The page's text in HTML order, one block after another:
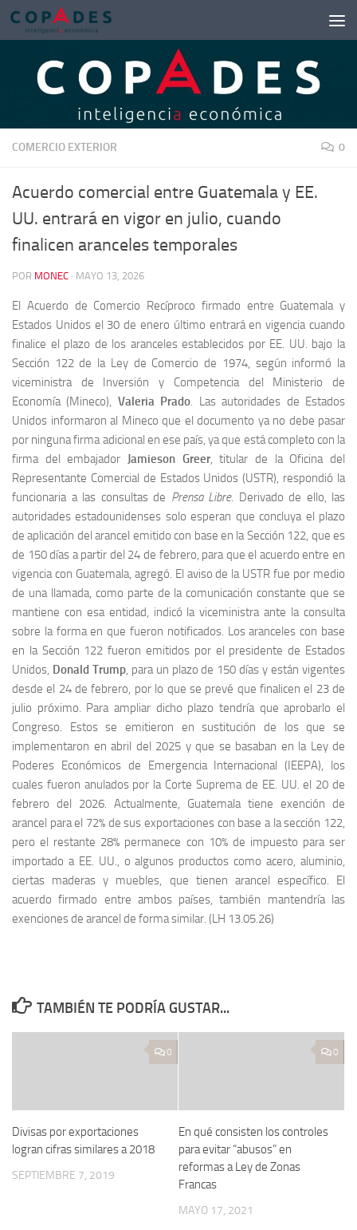
Saltar al contenido
COMERCIO EXTERIOR 0
Acuerdo comercial entre Guatemala y EE.
UU. entrará en vigor en julio, cuando
finalicen aranceles temporales
POR MONEC · MAYO 13, 2026
El Acuerdo de Comercio Recíproco firmado entre Guatemala y
Estados Unidos el 30 de enero último entrará en vigencia cuando
finalice el plazo de los aranceles establecidos por EE. UU. bajo la
Sección 122 de la Ley de Comercio de 1974, según informó la
viceministra de Inversión y Competencia del Ministerio de
Economía (Mineco), Valeria Prado. Las autoridades de Estados
Unidos informaron al Mineco que el documento ya no debe pasar
por ninguna firma adicional en ese país, ya que está completo con la
firma del embajador Jamieson Greer, titular de la Oficina del
Representante Comercial de Estados Unidos (USTR), respondió la
funcionaria a las consultas de Prensa Libre. Derivado de ello, las
autoridades estadounidenses solo esperan que concluya el plazo
de aplicación del arancel emitido con base en la Sección 122, que es
de 150 días a partir del 24 de febrero, para que el acuerdo entre en
vigencia con Guatemala, agregó. El aviso de la USTR fue por medio
de una llamada, como parte de la comunicación constante que se
mantiene con esa entidad, indicó la viceministra ante la consulta
sobre la forma en que fueron notificados. Los aranceles con base
en la Sección 122 fueron emitidos por el presidente de Estados
Unidos, Donald Trump, para un plazo de 150 días y están vigentes
desde el 24 de febrero, por lo que se prevé que finalicen el 23 de
julio próximo. Para ampliar dicho plazo tendría que aprobarlo el
Congreso. Estos se emitieron en sustitución de los que se
implementaron en abril del 2025 y que se basaban en la Ley de
Poderes Económicos de Emergencia Internacional (IEEPA), los
cuales fueron anulados por la Corte Suprema de EE. UU. el 20 de
febrero del 2026. Actualmente, Guatemala tiene exención de
arancel para el 72% de sus exportaciones con base a la sección 122,
pero el restante 28% permanece con 10% de impuesto para ser
importado a EE. UU., o algunos productos como acero, aluminio,
ciertas maderas y muebles, que tienen arancel específico. El
acuerdo firmado entre ambos países, también mantendría las
exenciones de arancel de forma similar. (LH 13.05.26)
TAMBIÉN TE PODRÍA GUSTAR...
0
Divisas por exportaciones
logran cifras similares a 2018
SEPTIEMBRE 7, 2019
0
En qué consisten los controles
para evitar “abusos” en
reformas a Ley de Zonas
Francas
MAYO 17, 2021